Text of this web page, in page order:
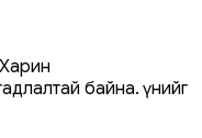
байна. Үүнийг